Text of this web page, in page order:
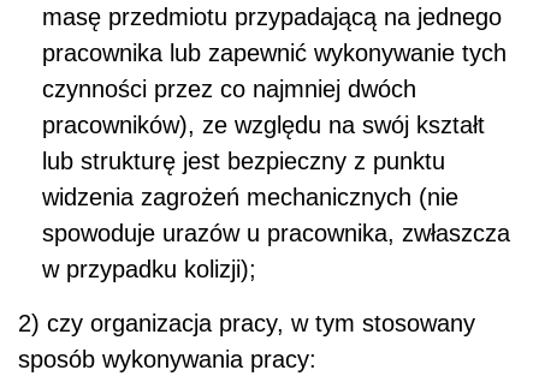
masę przedmiotu przypadającą na jednego
pracownika lub zapewnić wykonywanie tych
czynności przez co najmniej dwóch
pracowników), ze względu na swój kształt
lub strukturę jest bezpieczny z punktu
widzenia zagrożeń mechanicznych (nie
spowoduje urazów u pracownika, zwłaszcza
w przypadku kolizji);
2) czy organizacja pracy, w tym stosowany
sposób wykonywania pracy: